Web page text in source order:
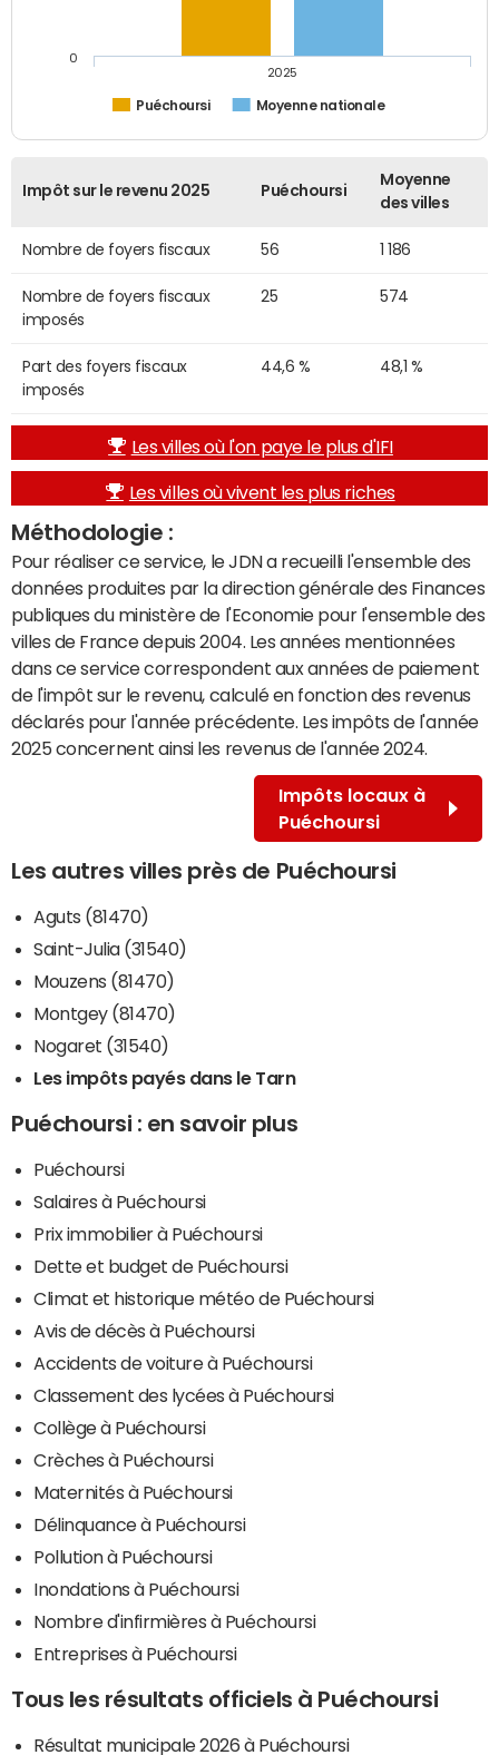
Puéchoursi Moyenne nationale
2025
0
Impôt sur le revenu 2025 Puéchoursi
Moyenne
des villes
Nombre de foyers fiscaux 56 1 186
Nombre de foyers fiscaux
imposés
25 574
Part des foyers fiscaux
imposés
44,6 % 48,1 %
Les villes où l'on paye le plus d'IFI
Les villes où vivent les plus riches
Méthodologie :
Pour réaliser ce service, le JDN a recueilli l'ensemble des
données produites par la direction générale des Finances
publiques du ministère de l'Economie pour l'ensemble des
villes de France depuis 2004. Les années mentionnées
dans ce service correspondent aux années de paiement
de l'impôt sur le revenu, calculé en fonction des revenus
déclarés pour l'année précédente. Les impôts de l'année
2025 concernent ainsi les revenus de l'année 2024.
Impôts locaux à
Puéchoursi
Les autres villes près de Puéchoursi
Aguts (81470)
Saint-Julia (31540)
Mouzens (81470)
Montgey (81470)
Nogaret (31540)
Les impôts payés dans le Tarn
Puéchoursi : en savoir plus
Puéchoursi
Salaires à Puéchoursi
Prix immobilier à Puéchoursi
Dette et budget de Puéchoursi
Climat et historique météo de Puéchoursi
Avis de décès à Puéchoursi
Accidents de voiture à Puéchoursi
Classement des lycées à Puéchoursi
Collège à Puéchoursi
Crèches à Puéchoursi
Maternités à Puéchoursi
Délinquance à Puéchoursi
Pollution à Puéchoursi
Inondations à Puéchoursi
Nombre d'infirmières à Puéchoursi
Entreprises à Puéchoursi
Tous les résultats officiels à Puéchoursi
Résultat municipale 2026 à Puéchoursi